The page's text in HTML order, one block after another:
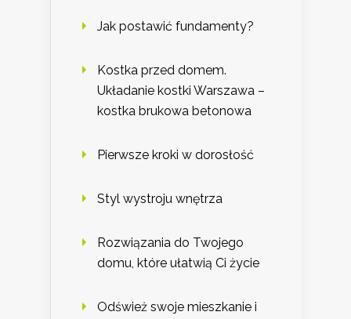
Jak postawić fundamenty?
Kostka przed domem.
Układanie kostki Warszawa –
kostka brukowa betonowa
Pierwsze kroki w dorosłość
Styl wystroju wnętrza
Rozwiązania do Twojego
domu, które ułatwią Ci życie
Odśwież swoje mieszkanie i